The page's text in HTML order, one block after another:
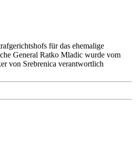
für das ehemalige
General Ratko Mladic wurde vom
von Srebrenica verantwortlich